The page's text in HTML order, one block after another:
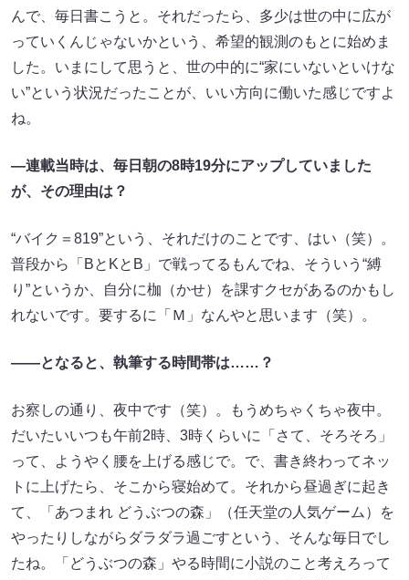
んで、毎日書こうと。それだったら、多少は世の中に広が
っていくんじゃないかという、希望的観測のもとに始めま
した。いまにして思うと、世の中的に“家にいないといけな
い”という状況だったことが、いい方向に働いた感じですよ
ね。
—連載当時は、毎日朝の8時19分にアップしていました
が、その理由は？
“バイク＝819”という、それだけのことです、はい（笑）。
普段から「BとKとB」で戦ってるもんでね、そういう“縛
り”というか、自分に枷（かせ）を課すクセがあるのかもし
れないです。要するに「Ｍ」なんやと思います（笑）。
――となると、執筆する時間帯は……？
お察しの通り、夜中です（笑）。もうめちゃくちゃ夜中。
だいたいいつも午前2時、3時くらいに「さて、そろそろ」
って、ようやく腰を上げる感じで。で、書き終わってネッ
トに上げたら、そこから寝始めて。それから昼過ぎに起き
て、「あつまれ どうぶつの森」（任天堂の人気ゲーム）を
やったりしながらダラダラ過ごすという、そんな毎日でし
たね。「どうぶつの森」やる時間に小説のこと考えろって